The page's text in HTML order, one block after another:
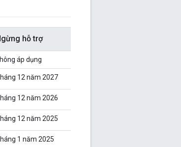
hỗ trợ
áp dụng
12 năm 2027
12 năm 2026
12 năm 2025
1 năm 2025